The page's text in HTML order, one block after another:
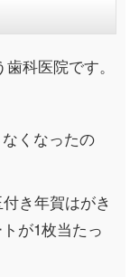
科医院です。
くなったの
き年賀はがき
が1枚当たっ